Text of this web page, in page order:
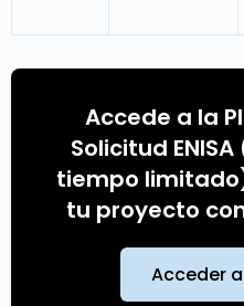
Accede a la
Solicitud
tiempo
tu proyecto
Acceder